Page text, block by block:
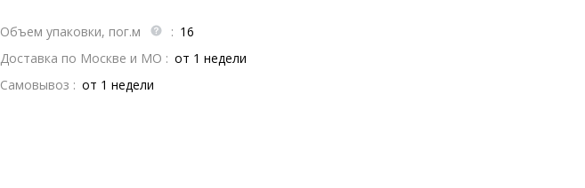
Объем упаковки, пог.м : 16
Доставка по Москве и МО : от 1 недели
Самовывоз : от 1 недели